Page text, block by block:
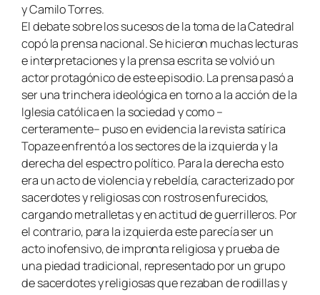
y Camilo Torres.
El debate sobre los sucesos de la toma de la Catedral
copó la prensa nacional. Se hicieron muchas lecturas
e interpretaciones y la prensa escrita se volvió un
actor protagónico de este episodio. La prensa pasó a
ser una trinchera ideológica en torno a la acción de la
Iglesia católica en la sociedad y como –
certeramente– puso en evidencia la revista satírica
Topaze enfrentó a los sectores de la izquierda y la
derecha del espectro político. Para la derecha esto
era un acto de violencia y rebeldía, caracterizado por
sacerdotes y religiosas con rostros enfurecidos,
cargando metralletas y en actitud de guerrilleros. Por
el contrario, para la izquierda este parecía ser un
acto inofensivo, de impronta religiosa y prueba de
una piedad tradicional, representado por un grupo
de sacerdotes y religiosas que rezaban de rodillas y